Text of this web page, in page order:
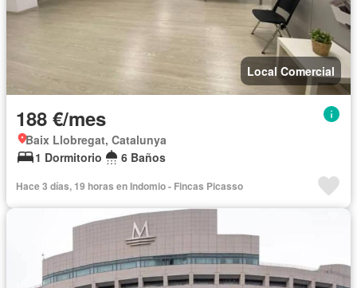
Local Comercial
188 €/mes
Baix Llobregat, Catalunya
1 Dormitorio
6 Baños
Hace 3 días, 19 horas en Indomio - Fincas Picasso